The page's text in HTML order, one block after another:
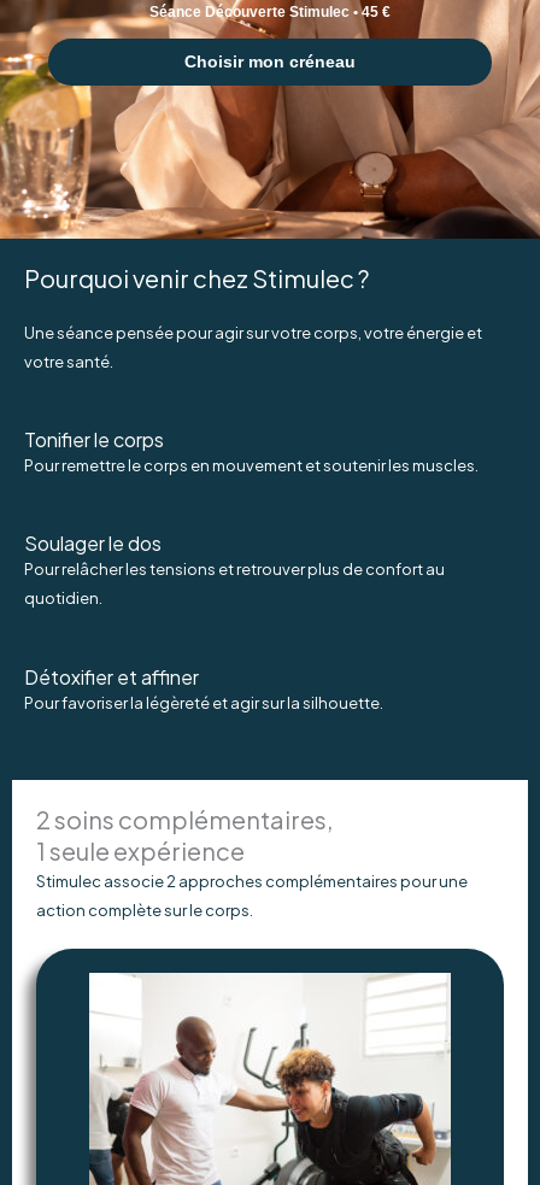
Séance Découverte Stimulec • 45 €
Choisir mon créneau
Pourquoi venir chez Stimulec ?
Une séance pensée pour agir sur votre corps, votre énergie et
votre santé.
Tonifier le corps
Pour remettre le corps en mouvement et soutenir les muscles.
Soulager le dos
Pour relâcher les tensions et retrouver plus de confort au
quotidien.
Détoxifier et affiner
Pour favoriser la légèreté et agir sur la silhouette.
2 soins complémentaires,
1 seule expérience
Stimulec associe 2 approches complémentaires pour une
action complète sur le corps.